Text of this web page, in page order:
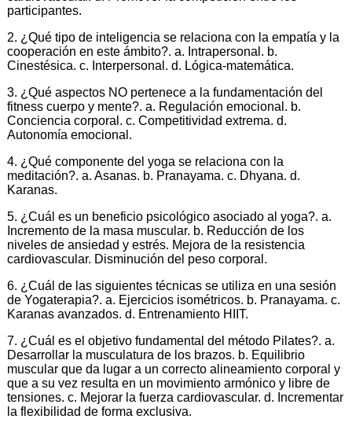
participantes.
2. ¿Qué tipo de inteligencia se relaciona con la empatía y la
cooperación en este ámbito?. a. Intrapersonal. b.
Cinestésica. c. Interpersonal. d. Lógica-matemática.
3. ¿Qué aspectos NO pertenece a la fundamentación del
fitness cuerpo y mente?. a. Regulación emocional. b.
Conciencia corporal. c. Competitividad extrema. d.
Autonomía emocional.
4. ¿Qué componente del yoga se relaciona con la
meditación?. a. Asanas. b. Pranayama. c. Dhyana. d.
Karanas.
5. ¿Cuál es un beneficio psicológico asociado al yoga?. a.
Incremento de la masa muscular. b. Reducción de los
niveles de ansiedad y estrés. Mejora de la resistencia
cardiovascular. Disminución del peso corporal.
6. ¿Cuál de las siguientes técnicas se utiliza en una sesión
de Yogaterapia?. a. Ejercicios isométricos. b. Pranayama. c.
Karanas avanzados. d. Entrenamiento HIIT.
7. ¿Cuál es el objetivo fundamental del método Pilates?. a.
Desarrollar la musculatura de los brazos. b. Equilibrio
muscular que da lugar a un correcto alineamiento corporal y
que a su vez resulta en un movimiento armónico y libre de
tensiones. c. Mejorar la fuerza cardiovascular. d. Incrementar
la flexibilidad de forma exclusiva.